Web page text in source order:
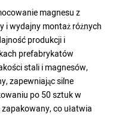
magnesu z
i wydajny montaż różnych
produkcji i
prefabrykatów
stali i magnesów,
zapewniając silne
po 50 sztuk w
co ułatwia